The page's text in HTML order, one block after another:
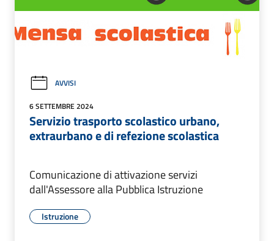
AVVISI
6 SETTEMBRE 2024
Servizio trasporto scolastico urbano,
extraurbano e di refezione scolastica
Comunicazione di attivazione servizi
dall'Assessore alla Pubblica Istruzione
Istruzione